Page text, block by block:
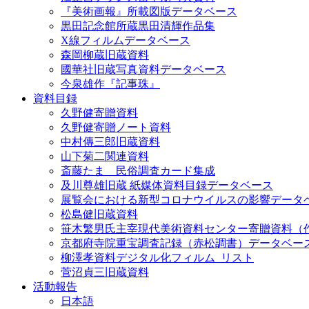
『美術画報』所載図版データベース
黒田記念館所蔵黒田清輝作品集
X線フィルムデータベース
森岡柳蔵旧蔵資料
國華社旧蔵写真資料データベース
今泉雄作『記事珠』
資料目録
久野健寄贈資料
久野健寄贈ノート資料
中村傳三郎旧蔵資料
山下菊二関連資料
斎藤たま 民俗調査カード集成
及川尊雄旧蔵 紙媒体資料目録データベース
展覧会における新型コロナウイルスの影響データ
松島健旧蔵資料
笹木繁男氏主宰現代美術資料センター寄贈資料（
京都府寺院重宝調査記録（赤松調書）データベー
柳澤孝資料デジタル化フィルム_リスト
菅沼貞三旧蔵資料
活動報告
日本語